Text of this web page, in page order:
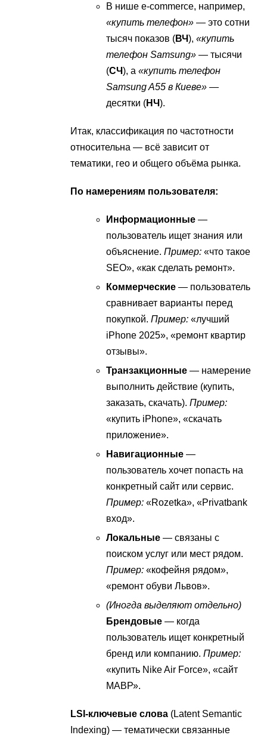
В нише e-commerce, например,
«купить телефон» — это сотни
тысяч показов (ВЧ),«купить
телефон Samsung» — тысячи
(СЧ), а«купить телефон
Samsung A55 в Киеве» —
десятки (НЧ).
Итак, классификация по частотности
относительна — всё зависит от
тематики, гео и общего объёма рынка.
По намерениям пользователя:
Информационные —
пользователь ищет знания или
объяснение.Пример: «что такое
SEO», «как сделать ремонт».
Коммерческие — пользователь
сравнивает варианты перед
покупкой.Пример: «лучший
iPhone 2025», «ремонт квартир
отзывы».
Транзакционные — намерение
выполнить действие (купить,
заказать, скачать).Пример:
«купить iPhone», «скачать
приложение».
Навигационные —
пользователь хочет попасть на
конкретный сайт или сервис.
Пример: «Rozetka», «Privatbank
вход».
Локальные — связаны с
поиском услуг или мест рядом.
Пример: «кофейня рядом»,
«ремонт обуви Львов».
(Иногда выделяют отдельно)
Брендовые — когда
пользователь ищет конкретный
бренд или компанию.Пример:
«купить Nike Air Force», «сайт
МАВР».
LSI-ключевые слова (Latent Semantic
Indexing) — тематически связанные